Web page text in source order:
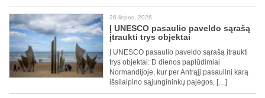
26 liepos, 2026
Į UNESCO pasaulio paveldo sąrašą
įtraukti trys objektai
Į UNESCO pasaulio paveldo sąrašą įtraukti
trys objektai: D dienos paplūdimiai
Normandijoje, kur per Antrąjį pasaulinį karą
išsilaipino sąjungininkų pajėgos, […]